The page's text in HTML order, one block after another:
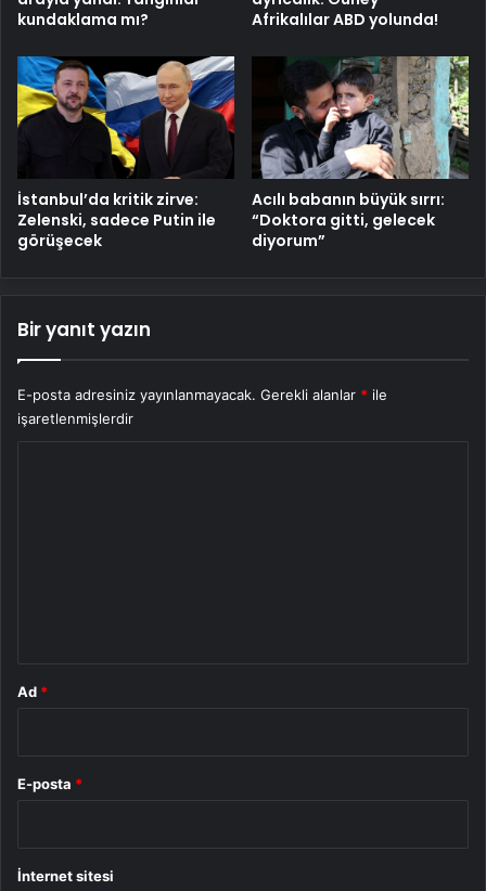
kundaklama mı?
Afrikalılar ABD yolunda!
İstanbul’da kritik zirve:
Zelenski, sadece Putin ile
görüşecek
Acılı babanın büyük sırrı:
“Doktora gitti, gelecek
diyorum”
Bir yanıt yazın
E-posta adresiniz yayınlanmayacak. Gerekli alanlar * ile
işaretlenmişlerdir
Ad *
E-posta *
İnternet sitesi